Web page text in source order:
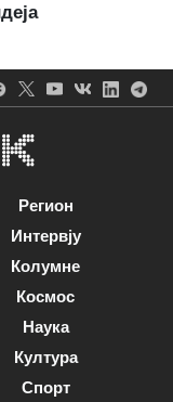
Регион
Интервју
Колумне
Космос
Наука
Култура
Спорт